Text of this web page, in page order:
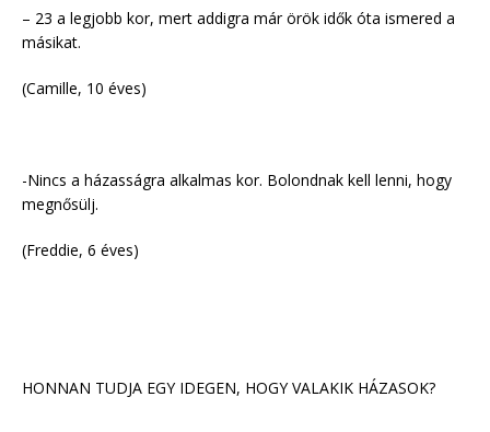
– 23 a legjobb kor, mert addigra már örök idők óta ismered a
másikat.
(Camille, 10 éves)
-Nincs a házasságra alkalmas kor. Bolondnak kell lenni, hogy
megnősülj.
(Freddie, 6 éves)
HONNAN TUDJA EGY IDEGEN, HOGY VALAKIK HÁZASOK?